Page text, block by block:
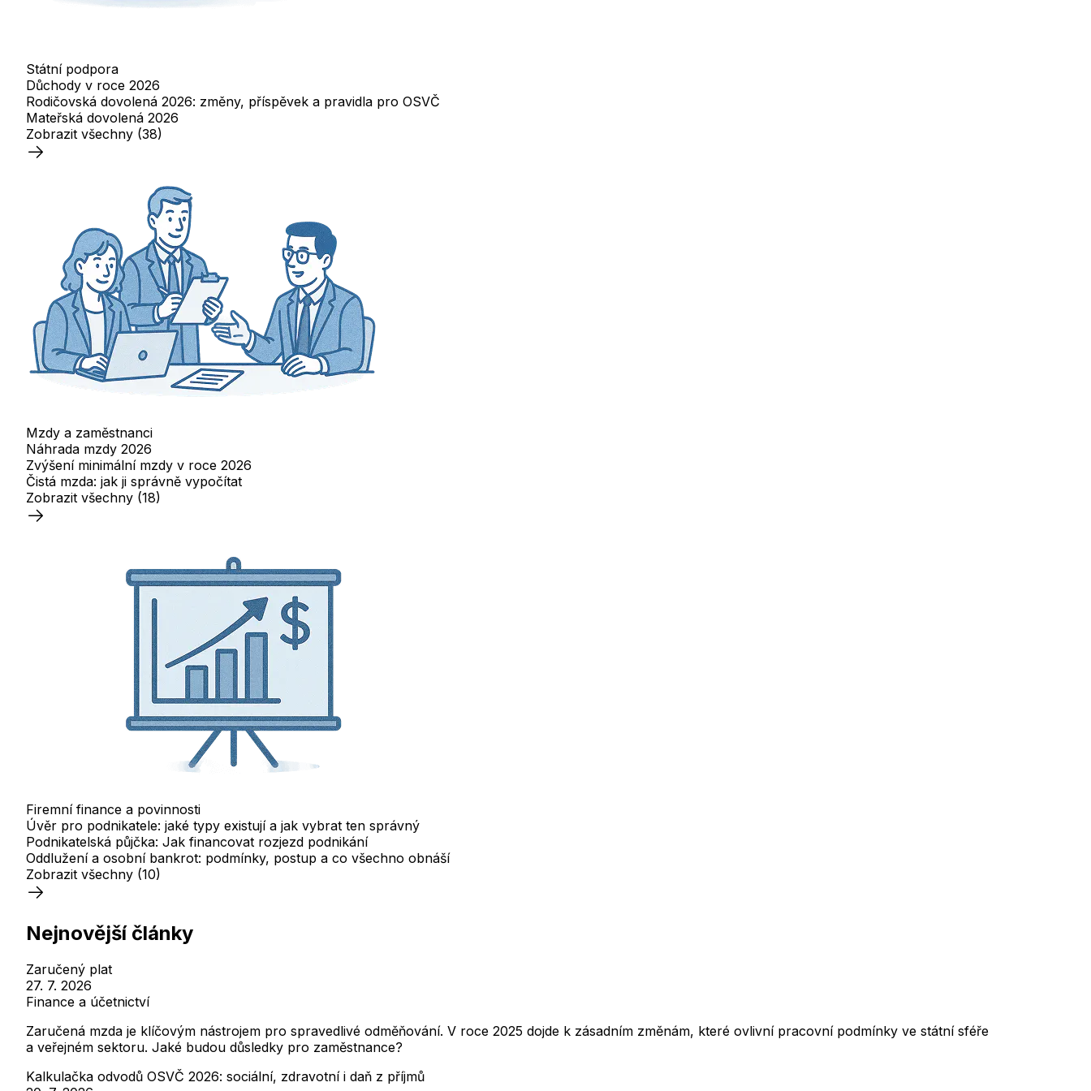
Státní podpora
Důchody v roce 2026
Rodičovská dovolená 2026: změny, příspěvek a pravidla pro OSVČ
Mateřská dovolená 2026
Zobrazit všechny (38)
Mzdy a zaměstnanci
Náhrada mzdy 2026
Zvýšení minimální mzdy v roce 2026
Čistá mzda: jak ji správně vypočítat
Zobrazit všechny (18)
Firemní finance a povinnosti
Úvěr pro podnikatele: jaké typy existují a jak vybrat ten správný
Podnikatelská půjčka: Jak financovat rozjezd podnikání
Oddlužení a osobní bankrot: podmínky, postup a co všechno obnáší
Zobrazit všechny (10)
Nejnovější články
Zaručený plat
27. 7. 2026
Finance a účetnictví
Zaručená mzda je klíčovým nástrojem pro spravedlivé odměňování. V roce 2025 dojde k zásadním změnám, které ovlivní pracovní podmínky ve státní sféře
a veřejném sektoru. Jaké budou důsledky pro zaměstnance?
Kalkulačka odvodů OSVČ 2026: sociální, zdravotní i daň z příjmů